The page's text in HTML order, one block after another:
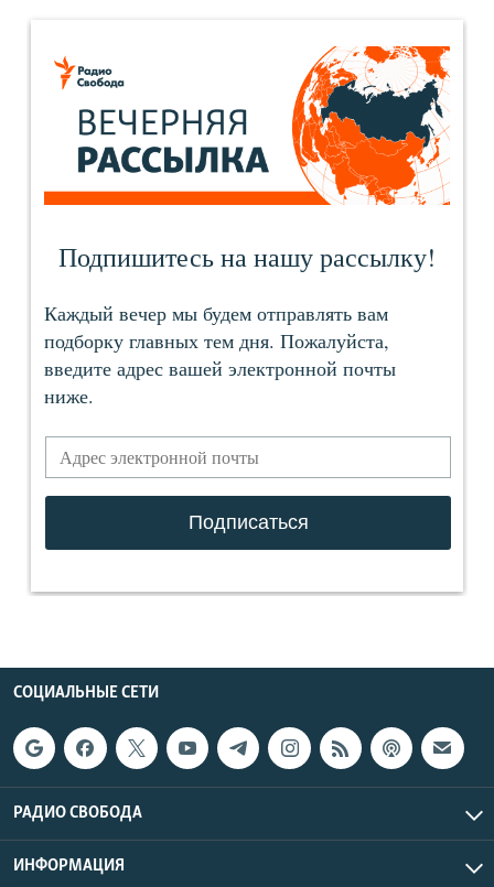
СОЦИАЛЬНЫЕ СЕТИ
РАДИО СВОБОДА
ИНФОРМАЦИЯ